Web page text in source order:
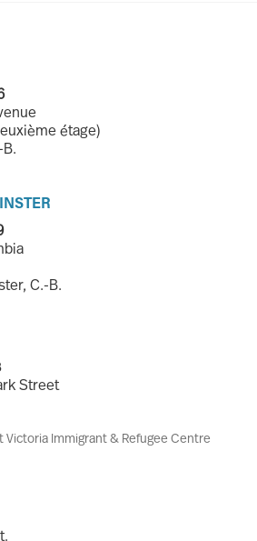
étage)
C.-B.
Street
Victoria Immigrant & Refugee Centre